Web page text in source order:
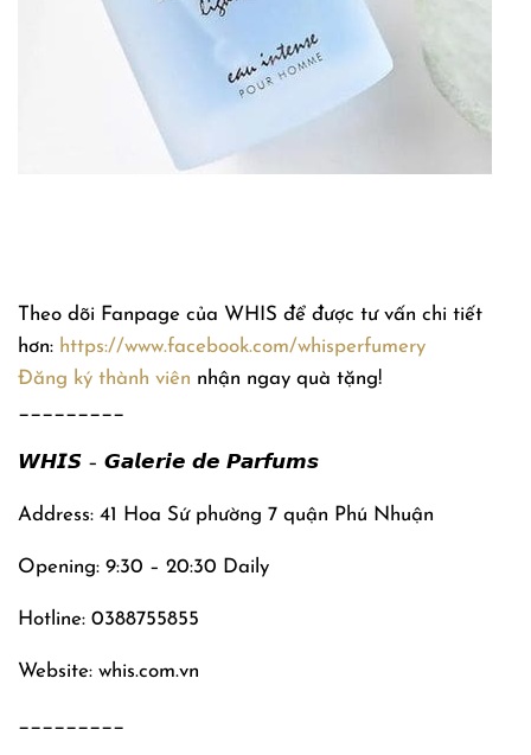
Theo dõi Fanpage của WHIS để được tư vấn chi tiết
hơn: https://www.facebook.com/whisperfumery
Đăng ký thành viên nhận ngay quà tặng!
_________
𝙒𝙃𝙄𝙎 – 𝙂𝙖𝙡𝙚𝙧𝙞𝙚 𝙙𝙚 𝙋𝙖𝙧𝙛𝙪𝙢𝙨
Address: 41 Hoa Sứ phường 7 quận Phú Nhuận
Opening: 9:30 – 20:30 Daily
Hotline: 0388755855
Website: whis.com.vn
_________